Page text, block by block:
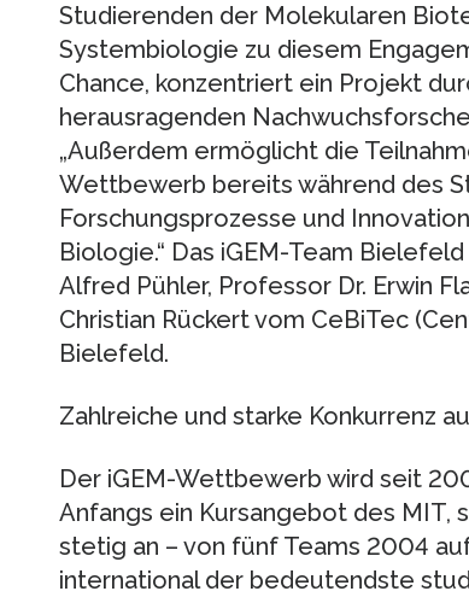
Studierenden der Molekularen
Systembiologie zu diesem
Chance, konzentriert ein Projekt
herausragenden
„Außerdem ermöglicht die
Wettbewerb bereits während des
Forschungsprozesse und
Biologie.“ Das iGEM-Team
Alfred Pühler, Professor Dr. Erwin
Christian Rückert vom CeBiTec
Bielefeld.
Zahlreiche und starke Konkurrenz
Der iGEM-Wettbewerb wird seit
Anfangs ein Kursangebot des MIT,
stetig an – von fünf Teams 2004
international der bedeutendste